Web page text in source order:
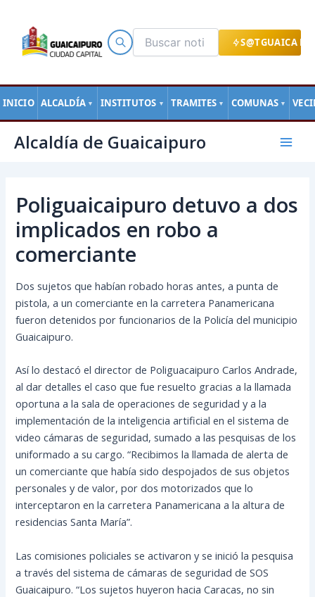
S@TGUAICA
INICIO ALCALDÍA ▼ INSTITUTOS ▼ TRAMITES ▼ COMUNAS ▼
contenido
Alcaldía de Guaicaipuro
Main
Poliguaicaipuro detuvo a dos
implicados en robo a
comerciante
Dos sujetos que habían robado horas antes, a punta de
pistola, a un comerciante en la carretera Panamericana
fueron detenidos por funcionarios de la Policía del municipio
Guaicaipuro.
Así lo destacó el director de Poliguacaipuro Carlos Andrade,
al dar detalles el caso que fue resuelto gracias a la llamada
oportuna a la sala de operaciones de seguridad y a la
implementación de la inteligencia artificial en el sistema de
video cámaras de seguridad, sumado a las pesquisas de los
uniformado a su cargo. “Recibimos la llamada de alerta de
un comerciante que había sido despojados de sus objetos
personales y de valor, por dos motorizados que lo
interceptaron en la carretera Panamericana a la altura de
residencias Santa María”.
Las comisiones policiales se activaron y se inició la pesquisa
a través del sistema de cámaras de seguridad de SOS
Guaicaipuro. “Los sujetos huyeron hacia Caracas, no sin
de